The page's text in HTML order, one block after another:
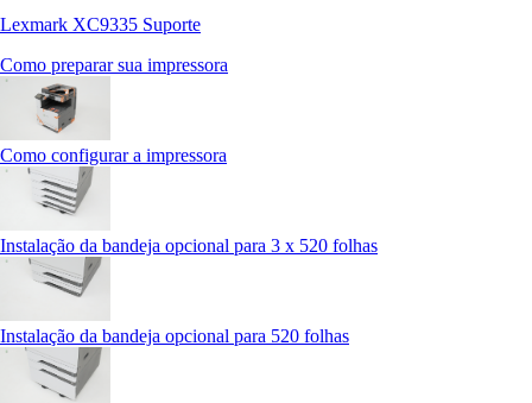
Lexmark XC9335 Suporte
Como preparar sua impressora
Como configurar a impressora
Instalação da bandeja opcional para 3 x 520 folhas
Instalação da bandeja opcional para 520 folhas